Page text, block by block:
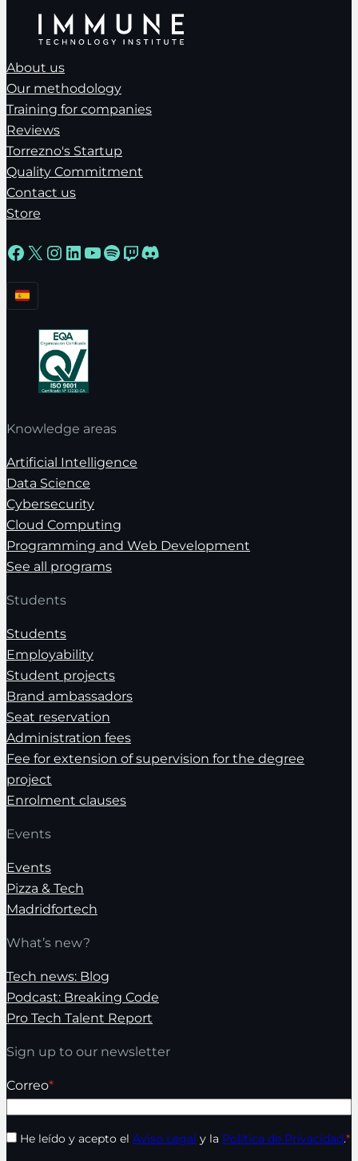
About us
Our methodology
Training for companies
Reviews
Torrezno's Startup
Quality Commitment
Contact us
Store
Facebook
X Instagram
LinkedIn
YouTube
Spotify
Twitch
Discord
Knowledge areas
Artificial Intelligence
Data Science
Cybersecurity
Cloud Computing
Programming and Web Development
See all programs
Students
Students
Employability
Student projects
Brand ambassadors
Seat reservation
Administration fees
Fee for extension of supervision for the degree
project
Enrolment clauses
Events
Events
Pizza & Tech
Madridfortech
What’s new?
Tech news: Blog
Podcast: Breaking Code
Pro Tech Talent Report
Sign up to our newsletter
Correo*
He leído y acepto el Aviso Legal y la Política de Privacidad.*